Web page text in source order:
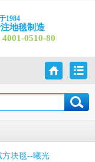
1984
地毯制造
4001-0510-80
方块毯--曦光